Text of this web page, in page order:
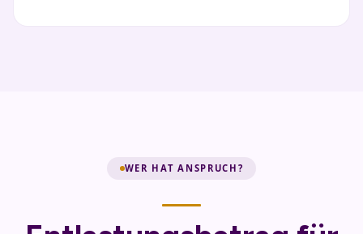
WER HAT ANSPRUCH?